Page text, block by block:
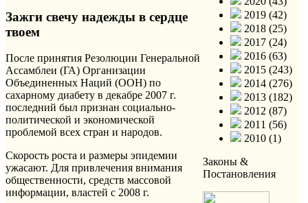
Зажги свечу надежды в сердце
твоем
После принятия Резолюции Генеральной
Ассамблеи (ГА) Организации
Объединенных Наций (ООН) по
сахарному диабету в декабре 2007 г.
последний был признан социально-
политической и экономической
проблемой всех стран и народов.
Скорость роста и размеры эпидемии
ужасают. Для привлечения внимания
общественности, средств массовой
информации, властей с 2008 г.
2019 (42)
2018 (25)
2017 (24)
2016 (63)
2015 (243)
2014 (276)
2013 (182)
2012 (87)
2011 (56)
2010 (1)
Законы &
Постановления